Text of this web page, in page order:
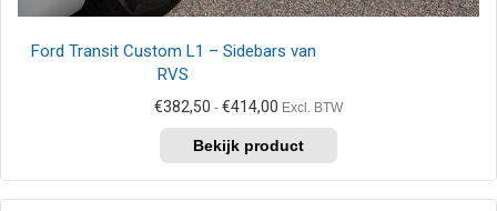
Ford Transit Custom L1 – Sidebars van
RVS
€382,50 - €414,00 Prijsklasse:
tot
Excl. BTW
product
heeft
meerdere